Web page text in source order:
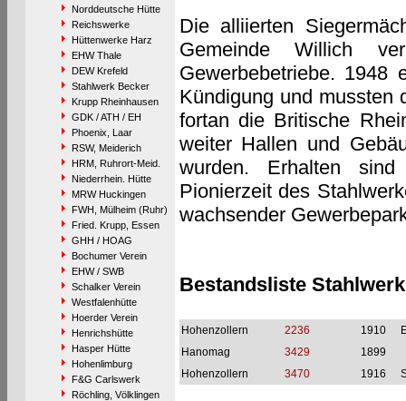
Norddeutsche Hütte
Reichswerke
Hüttenwerke Harz
EHW Thale
DEW Krefeld
Stahlwerk Becker
Krupp Rheinhausen
GDK / ATH / EH
Phoenix, Laar
RSW, Meiderich
HRM, Ruhrort-Meid.
Niederrhein. Hütte
MRW Huckingen
FWH, Mülheim (Ruhr)
Fried. Krupp, Essen
GHH / HOAG
Bochumer Verein
EHW / SWB
Schalker Verein
Westfalenhütte
Hoerder Verein
Henrichshütte
Hasper Hütte
Hohenlimburg
F&G Carlswerk
Röchling, Völklingen
Die alliierten
Gemeinde Willich
Gewerbebetriebe. 1948
Kündigung und mussten
fortan die Britische
weiter Hallen und
wurden. Erhalten
Pionierzeit des
wachsender
Bestandsliste
Hohenzollern 2236 1910
Hanomag
3429
1899
Hohenzollern
3470 1916